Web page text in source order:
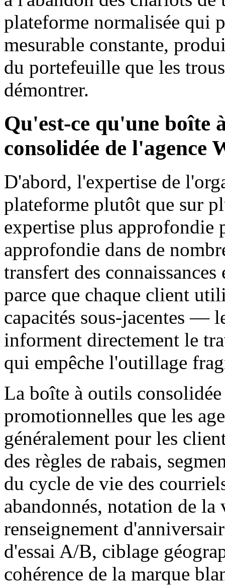
plateforme normalisée qui
mesurable constante,
du portefeuille que les
démontrer.
Qu'est-ce qu'une boîte
consolidée de l'agence
D'abord, l'expertise de
plateforme plutôt que sur
expertise plus approfondie
approfondie dans de
transfert des
parce que chaque client
capacités sous-jacentes —
informent directement le
qui empêche l'outillage
La boîte à outils
promotionnelles que les
généralement pour les
des règles de rabais,
du cycle de vie des
abandonnés, notation de
renseignement
d'essai A/B, ciblage
cohérence de la marque